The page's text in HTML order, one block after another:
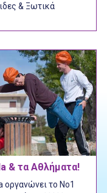
& Ξωτικά
& τα Αθλήματα!
οργανώνει το Νο1